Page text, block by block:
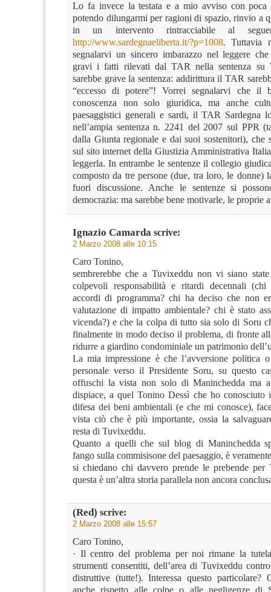
Lo fa invece la testata e a mio avviso con poca
potendo dilungarmi per ragioni di spazio, rinvio a
in un intervento rintracciabile al
http://www.sardegnaeliberta.it/?p=1008. Tuttavia
segnalarvi un sincero imbarazzo nel leggere
gravi i fatti rilevati dal TAR nella sentenza su
sarebbe grave la sentenza: addirittura il TAR
“eccesso di potere”! Vorrei segnalarvi che il
conoscenza non solo giuridica, ma anche
paesaggistici generali e sardi, il TAR Sardegna
nell’ampia sentenza n. 2241 del 2007 sul PPR
dalla Giunta regionale e dai suoi sostenitori), che
sul sito internet della Giustizia Amministrativa
leggerla. In entrambe le sentenze il collegio
composto da tre persone (due, tra loro, le donne)
fuori discussione. Anche le sentenze si
democrazia: ma sarebbe bene motivarle, le proprie
Ignazio Camarda scrive:
2 Marzo 2008 alle 10:15
Caro Tonino,
sembrerebbe che a Tuvixeddu non vi siano state
colpevoli responsabilità e ritardi decennali
accordi di programma? chi ha deciso che non
valutazione di impatto ambientale? chi è stato
vicenda?) e che la colpa di tutto sia solo di Soru
finalmente in modo deciso il problema, di fronte
ridurre a giardino condominiale un patrimonio
La mia impressione è che l’avversione politica
personale verso il Presidente Soru, su questo
offuschi la vista non solo di Maninchedda ma
dispiace, a quel Tonino Dessì che ho conosciuto
difesa dei beni ambientali (e che mi conosce),
vista ciò che è più importante, ossia la
resta di Tuvixeddu.
Quanto a quelli che sul blog di Maninchedda
fango sulla commisisone del paesaggio, è
si chiedano chi davvero prende le prebende per
questa è un’altra storia parallela non ancora
(Red) scrive:
2 Marzo 2008 alle 15:57
Caro Tonino,
· Il centro del problema per noi rimane la
strumenti consentiti, dell’area di Tuvixeddu
distruttive (tutte!). Interessa questo particolare?